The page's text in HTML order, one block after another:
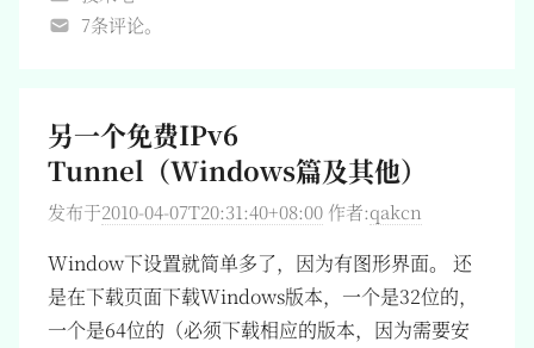
7条评论。
另一个免费IPv6
Tunnel（Windows篇及其他）
发布于2010-04-07T20:31:40+08:00 作者:qakcn
Window下设置就简单多了，因为有图形界面。 还
是在下载页面下载Windows版本，一个是32位的，
一个是64位的（必须下载相应的版本，因为需要安